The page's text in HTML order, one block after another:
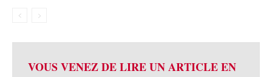
VOUS VENEZ DE LIRE UN ARTICLE EN